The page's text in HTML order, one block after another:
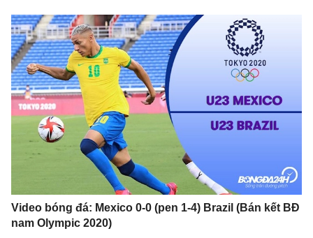
Video bóng đá: Mexico 0-0 (pen 1-4) Brazil (Bán kết BĐ
nam Olympic 2020)